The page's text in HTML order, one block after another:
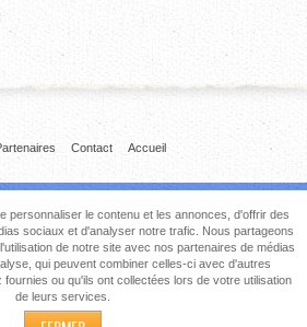
Accueil
Contact
personnaliser le contenu et les annonces, d'offrir des
sociaux et d'analyser notre trafic. Nous partageons
de notre site avec nos partenaires de médias
qui peuvent combiner celles-ci avec d'autres
ou qu'ils ont collectées lors de votre utilisation
de leurs services.